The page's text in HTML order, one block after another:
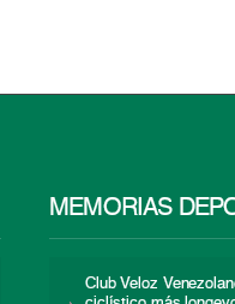
MEMORIAS
Club Veloz